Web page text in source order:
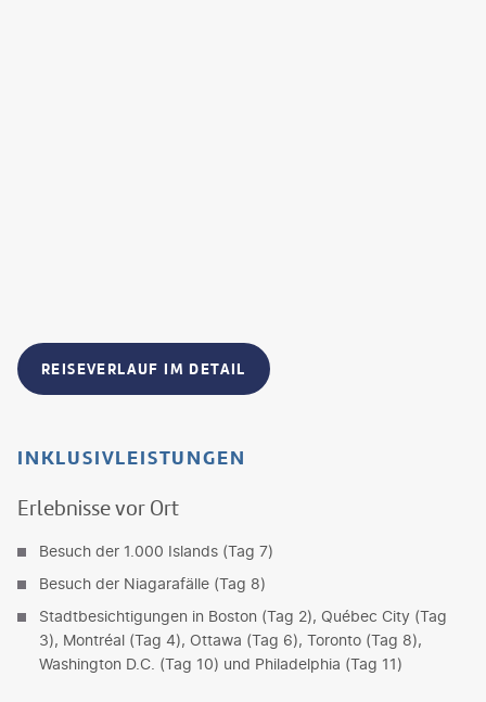
REISEVERLAUF IM DETAIL
INKLUSIVLEISTUNGEN
Erlebnisse vor Ort
Besuch der 1.000 Islands (Tag 7)
Besuch der Niagarafälle (Tag 8)
Stadtbesichtigungen in Boston (Tag 2), Québec City (Tag
3), Montréal (Tag 4), Ottawa (Tag 6), Toronto (Tag 8),
Washington D.C. (Tag 10) und Philadelphia (Tag 11)